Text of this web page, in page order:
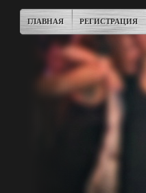
ГЛАВНАЯ РЕГИСТРАЦИЯ